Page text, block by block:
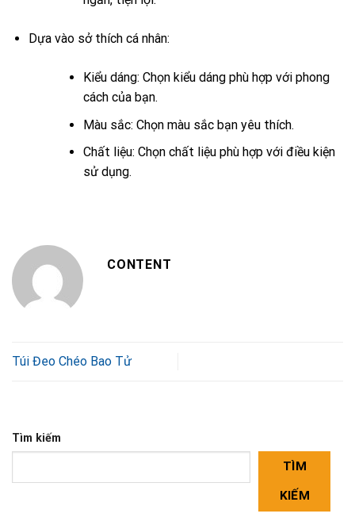
Dựa vào sở thích cá nhân:
Kiểu dáng: Chọn kiểu dáng phù hợp với phong
cách của bạn.
Màu sắc: Chọn màu sắc bạn yêu thích.
Chất liệu: Chọn chất liệu phù hợp với điều kiện
sử dụng.
CONTENT
Túi Đeo Chéo Bao Tử
Tìm kiếm
TÌM
KIẾM